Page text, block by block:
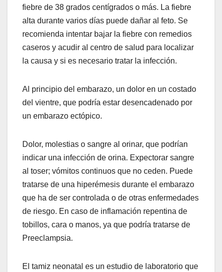
fiebre de 38 grados centígrados o más. La fiebre
alta durante varios días puede dañar al feto. Se
recomienda intentar bajar la fiebre con remedios
caseros y acudir al centro de salud para localizar
la causa y si es necesario tratar la infección.
Al principio del embarazo, un dolor en un costado
del vientre, que podría estar desencadenado por
un embarazo ectópico.
Dolor, molestias o sangre al orinar, que podrían
indicar una infección de orina. Expectorar sangre
al toser; vómitos continuos que no ceden. Puede
tratarse de una hiperémesis durante el embarazo
que ha de ser controlada o de otras enfermedades
de riesgo. En caso de inflamación repentina de
tobillos, cara o manos, ya que podría tratarse de
Preeclampsia.
El tamiz neonatal es un estudio de laboratorio que